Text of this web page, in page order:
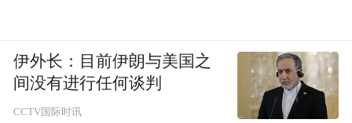
伊外长：目前伊朗与美国之
间没有进行任何谈判
CCTV国际时讯